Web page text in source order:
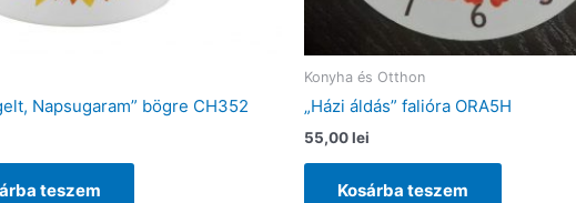
Napsugaram” bögre CH352
teszem
Konyha és Otthon
„Házi áldás” falióra ORA5H
55,00lei
Kosárba teszem